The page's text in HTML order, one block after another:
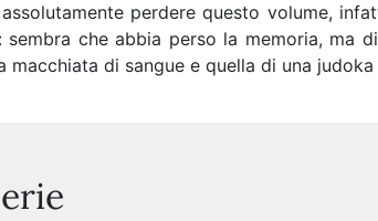
perdere questo volume,
sembra che abbia perso la memoria,
macchiata di sangue e quella di una